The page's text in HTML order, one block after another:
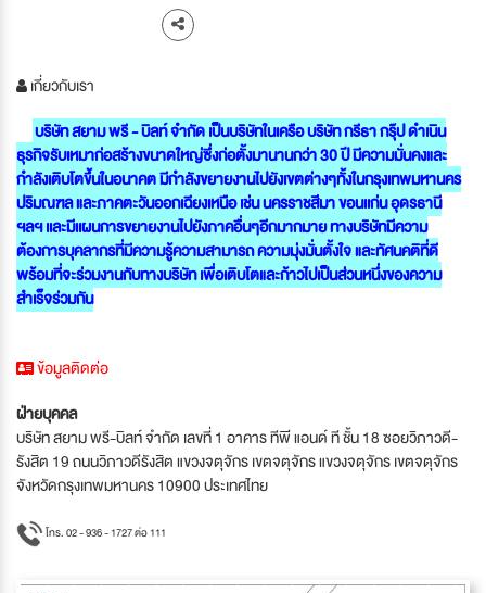
เกี่ยวกับเรา
บริษัท สยาม พรี - บิลท์ จำกัด เป็นบริษัทในเครือ บริษัท กรีธา กรุ๊ป ดำเนิน
ธุรกิจรับเหมาก่อสร้างขนาดใหญ่ซึ่งก่อตั้งมานานกว่า 30 ปี มีความมั่นคงและ
กำลังเติบโตขึ้นในอนาคต มีกำลังขยายงานไปยังเขตต่างๆทั้งในกรุงเทพมหานคร
ปริมณฑล และภาคตะวันออกเฉียงเหนือ เช่น นครราชสีมา ขอนเเก่น อุดรธานี
ฯลฯ เเละมีเเผนการขยายงานไปยังภาคอื่นๆอีกมากมาย ทางบริษัทมีความ
ต้องการบุคลากรที่มีความรู้ความสามารถ ความมุ่งมั่นตั้งใจ และทัศนคติที่ดี
พร้อมที่จะร่วมงานกับทางบริษัท เพื่อเติบโตและก้าวไปเป็นส่วนหนึ่งของความ
สำเร็จร่วมกัน
ข้อมูลติดต่อ
ฝ่ายบุคคล
บริษัท สยาม พรี-บิลท์ จำกัด เลขที่ 1 อาคาร ทีพี แอนด์ ที ชั้น 18 ซอยวิภาวดี-
รังสิต 19 ถนนวิภาวดีรังสิต แขวงจตุจักร เขตจตุจักร แขวงจตุจักร เขตจตุจักร
จังหวัดกรุงเทพมหานคร 10900 ประเทศไทย
โทร. 02 - 936 - 1727 ต่อ 111